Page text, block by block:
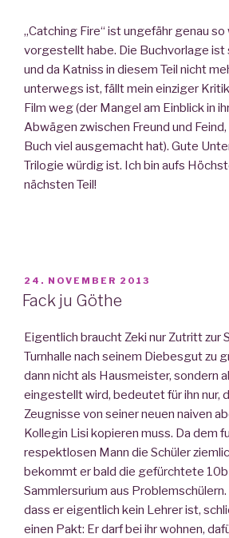
„Catching Fire“ ist ungefähr genau so
vorgestellt habe. Die Buchvorlage
und da Katniss in diesem Teil nicht
unterwegs ist, fällt mein einziger
Film weg (der Mangel am Einblick in
Abwägen zwischen Freund und
Buch viel ausgemacht hat). Gute
Trilogie würdig ist. Ich bin aufs
nächsten Teil!
VERÖFFENTLICHT
AM
24. NOVEMBER 2013
Fack ju Göthe
Eigentlich braucht Zeki nur Zutritt zur
Turnhalle nach seinem Diebesgut zu
dann nicht als Hausmeister, sondern
eingestellt wird, bedeutet für ihn nur,
Zeugnisse von seiner neuen naiven
Kollegin Lisi kopieren muss. Da dem
respektlosen Mann die Schüler
bekommt er bald die gefürchtete
Sammlersurium aus
dass er eigentlich kein Lehrer ist,
einen Pakt: Er darf bei ihr wohnen,